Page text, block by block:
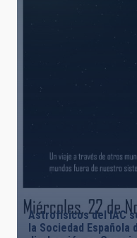
Astrofísicos del IAC
la Sociedad Española